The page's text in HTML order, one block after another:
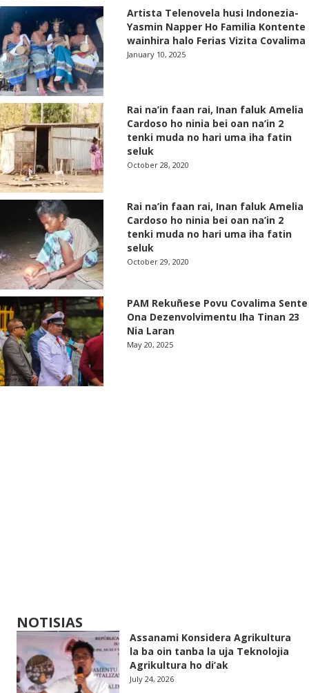
Artista Telenovela husi Indonezia-
Yasmin Napper Ho Familia Kontente
wainhira halo Ferias Vizita Covalima
January 10, 2025
Rai na’in faan rai, Inan faluk Amelia
Cardoso ho ninia bei oan na’in 2
tenki muda no hari uma iha fatin
seluk
October 28, 2020
Rai na’in faan rai, Inan faluk Amelia
Cardoso ho ninia bei oan na’in 2
tenki muda no hari uma iha fatin
seluk
October 29, 2020
PAM Rekuñese Povu Covalima Sente
Ona Dezenvolvimentu Iha Tinan 23
Nia Laran
May 20, 2025
NOTISIAS
Assanami Konsidera Agrikultura
la ba oin tanba la uja Teknolojia
Agrikultura ho di’ak
July 24, 2026